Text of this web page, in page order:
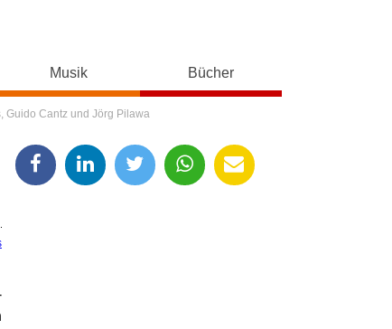
Musik Bücher
Guido Cantz und Jörg Pilawa